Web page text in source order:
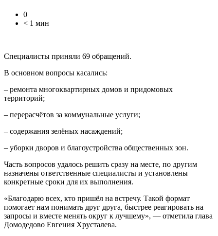
0
< 1 мин
Специалисты приняли 69 обращений.
В основном вопросы касались:
– ремонта многоквартирных домов и придомовых
территорий;
– перерасчётов за коммунальные услуги;
– содержания зелёных насаждений;
– уборки дворов и благоустройства общественных зон.
Часть вопросов удалось решить сразу на месте, по другим
назначены ответственные специалисты и установлены
конкретные сроки для их выполнения.
«Благодарю всех, кто пришёл на встречу. Такой формат
помогает нам понимать друг друга, быстрее реагировать на
запросы и вместе менять округ к лучшему», — отметила глава
Домодедово Евгения Хрусталева.